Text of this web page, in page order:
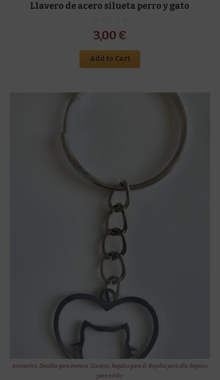
Llavero de acero silueta perro y gato
3,00 €
Add to Cart
Accesorios, Detalles para eventos, Llaveros, Regalos para él, Regalos para ella, Regalos
para niñ@s